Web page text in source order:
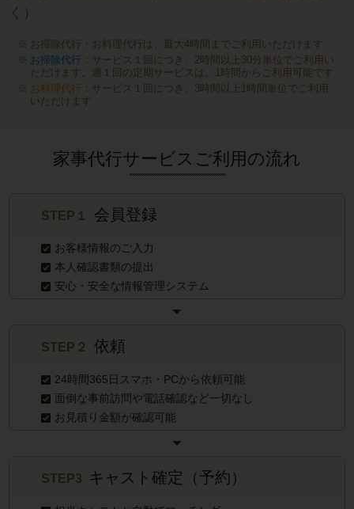
く）
お掃除代行・お料理代行は、最大4時間までご利用いただけます
お掃除代行 ：サービス１回につき、2時間以上30分単位でご利用い
ただけます。週１回の定期サービスは、1時間からご利用可能です
お料理代行 ：サービス１回につき、3時間以上1時間単位でご利用
いただけます
家事代行サービスご利用の流れ
STEP１ 会員登録
お客様情報のご入力
本人確認書類の提出
安心・安全な情報管理システム
STEP２依頼
24時間365日スマホ・PCから依頼可能
面倒な事前訪問や電話確認など一切なし
お見積り金額が確認可能
STEP3 キャスト確定（予約）